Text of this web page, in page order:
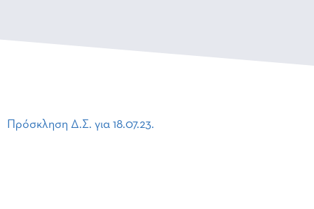
Πρόσκληση Δ.Σ. για 18.07.23.